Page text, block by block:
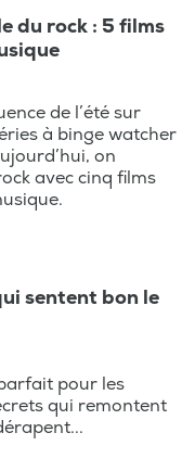
du rock : 5 films
de l’été sur
à binge watcher
on
avec cinq films
sentent bon le
pour les
qui remontent